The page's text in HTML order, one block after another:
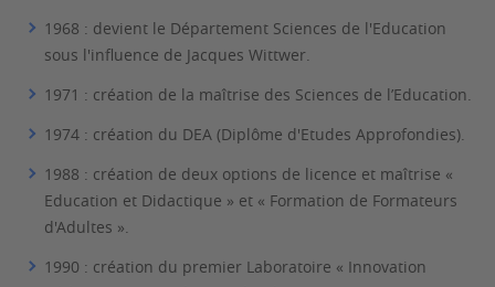
1968 : devient le Département Sciences de l'Education
sous l'influence de Jacques Wittwer.
1971 : création de la maîtrise des Sciences de l’Education.
1974 : création du DEA (Diplôme d'Etudes Approfondies).
1988 : création de deux options de licence et maîtrise «
Education et Didactique » et « Formation de Formateurs
d'Adultes ».
1990 : création du premier Laboratoire « Innovation